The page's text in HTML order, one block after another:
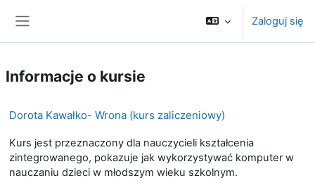
Zaloguj się
Informacje o kursie
Dorota Kawałko- Wrona (kurs zaliczeniowy)
Kurs jest przeznaczony dla nauczycieli kształcenia
zintegrowanego, pokazuje jak wykorzystywać komputer w
nauczaniu dzieci w młodszym wieku szkolnym.